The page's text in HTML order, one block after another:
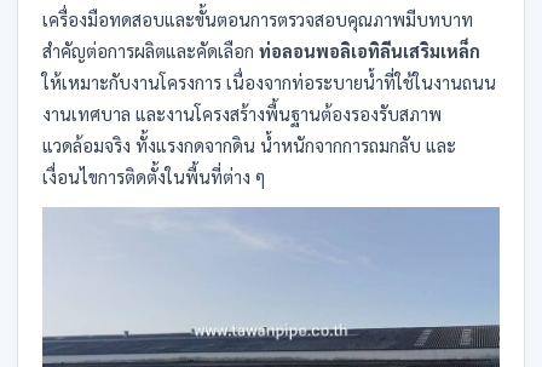
เครื่องมือทดสอบและขั้นตอนการตรวจสอบคุณภาพมีบทบาท
สำคัญต่อการผลิตและคัดเลือก ท่อลอนพอลิเอทิลีนเสริมเหล็ก
ให้เหมาะกับงานโครงการ เนื่องจากท่อระบายน้ำที่ใช้ในงานถนน
งานเทศบาล และงานโครงสร้างพื้นฐานต้องรองรับสภาพ
แวดล้อมจริง ทั้งแรงกดจากดิน น้ำหนักจากการถมกลับ และ
เงื่อนไขการติดตั้งในพื้นที่ต่าง ๆ